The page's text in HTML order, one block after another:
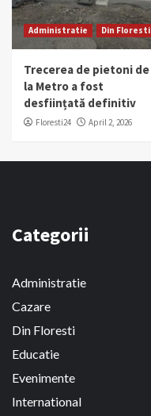
Administratie Din Floresti
Trecerea de pietoni de
la Metro a fost
desființată definitiv
Floresti24 April 2, 2026
Categorii
Administratie
Cazare
Din Floresti
Educatie
Evenimente
International